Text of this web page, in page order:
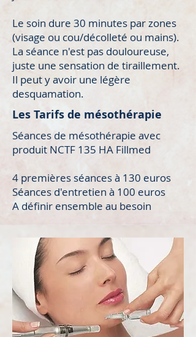
Le soin dure 30 minutes par zones
(visage ou cou/décolleté ou mains).
La séance n'est pas douloureuse,
juste une sensation de tiraillement.
Il peut y avoir une légère
desquamation.
Les Tarifs de mésothérapie
Séances de mésothérapie avec
produit NCTF 135 HA Fillmed
4 premières séances à 130 euros
Séances d'entretien à 100 euros
A définir ensemble au besoin